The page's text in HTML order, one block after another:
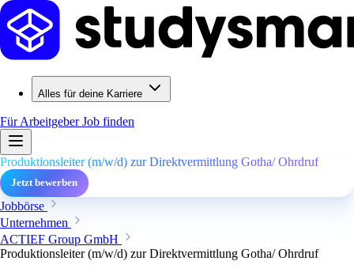
Alles für deine Karriere
Für ArbeitgeberJob finden
Produktionsleiter (m/w/d) zur Direktvermittlung Gotha/ Ohrdruf
Jetzt bewerben
Jobbörse
Unternehmen
ACTIEF Group GmbH
Produktionsleiter (m/w/d) zur Direktvermittlung Gotha/ Ohrdruf